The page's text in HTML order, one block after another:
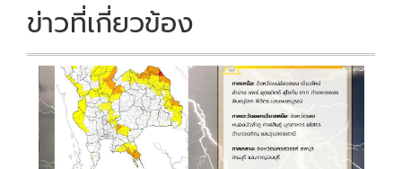
ข่าวที่เกี่ยวข้อง